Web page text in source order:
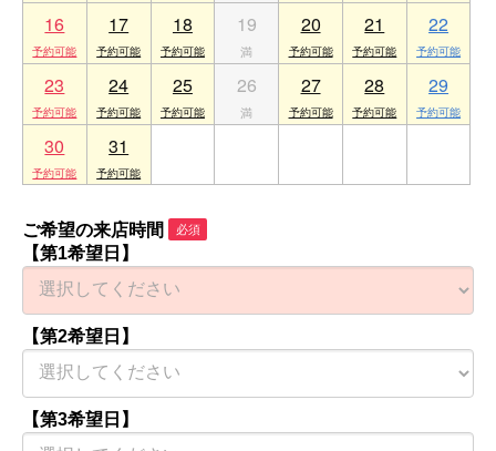
16 17 18 19 20 21 22
23 24 25 26 27 28 29
30 31
ご希望の来店時間 必須
【第1希望日】
【第2希望日】
【第3希望日】